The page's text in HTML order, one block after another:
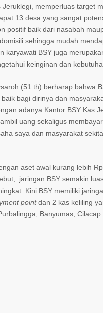
memperluas target
13 desa yang sangat
positif baik dari nasabah
sehingga mudah
karyawati BSY juga
keinginan dan
(51 th) berharap bahwa
bagi dirinya dan
adanya Kantor BSY Kas
uang sekaligus
saya dan masyarakat
aset awal kurang lebih
jaringan BSY semakin
Kini BSY memiliki
pointdan 2 kas keliling
Banyumas, Cilacap